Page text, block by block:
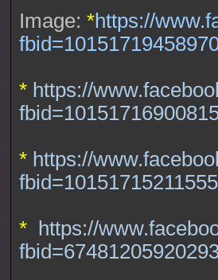
Image: *https://
* https://
* https://
*
https://